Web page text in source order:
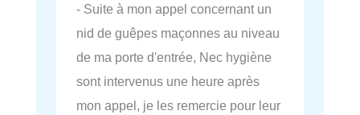
- Suite à mon appel concernant un
nid de guêpes maçonnes au niveau
de ma porte d'entrée, Nec hygiène
sont intervenus une heure après
mon appel, je les remercie pour leur